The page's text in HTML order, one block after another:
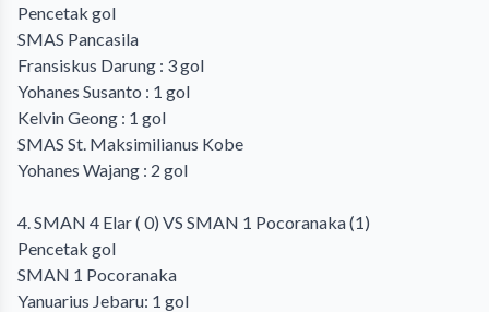
Pencetak gol
SMAS Pancasila
Fransiskus Darung : 3 gol
Yohanes Susanto : 1 gol
Kelvin Geong : 1 gol
SMAS St. Maksimilianus Kobe
Yohanes Wajang : 2 gol
4. SMAN 4 Elar ( 0) VS SMAN 1 Pocoranaka (1)
Pencetak gol
SMAN 1 Pocoranaka
Yanuarius Jebaru: 1 gol